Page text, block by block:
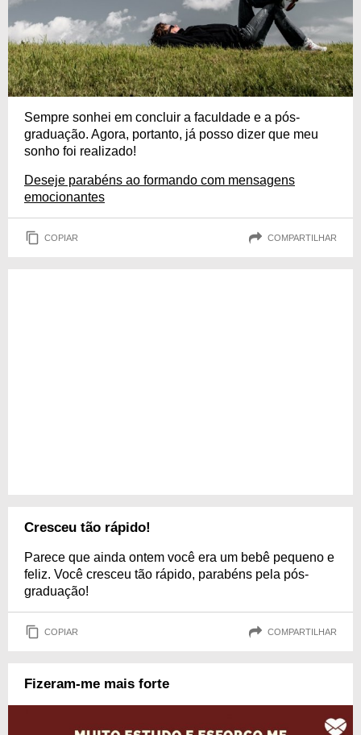
Sempre sonhei em concluir a faculdade e a pós-
graduação. Agora, portanto, já posso dizer que meu
sonho foi realizado!
Deseje parabéns ao formando com mensagens
emocionantes
COPIAR COMPARTILHAR
Cresceu tão rápido!
Parece que ainda ontem você era um bebê pequeno e
feliz. Você cresceu tão rápido, parabéns pela pós-
graduação!
COPIAR COMPARTILHAR
Fizeram-me mais forte